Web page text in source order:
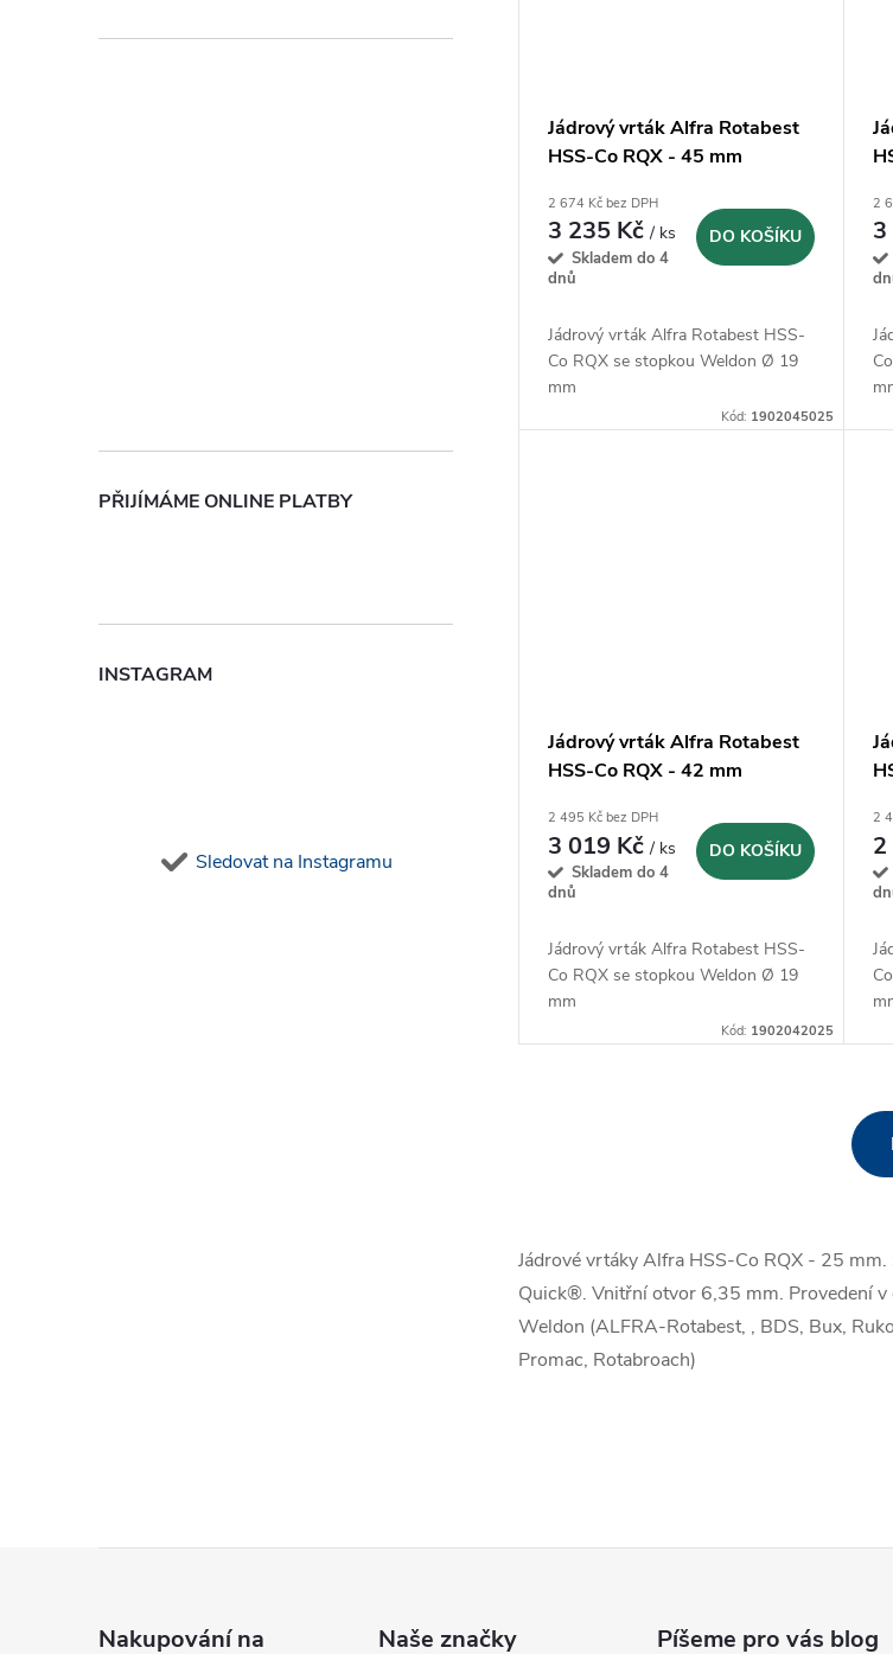
PŘIJÍMÁME ONLINE PLATBY
INSTAGRAM
Sledovat na Instagramu
Jádrový vrták Alfra Rotabest
HSS-Co RQX - 45 mm
2 674 Kč bez DPH
3 235 Kč/ ks
Skladem do 4
dnů
DO KOŠÍKU
Jádrový vrták Alfra Rotabest HSS-
Co RQX se stopkou Weldon Ø 19
mm
Kód: 1902045025
2
Jádrový vrták Alfra Rotabest
HSS-Co RQX - 42 mm
2 495 Kč bez DPH
3 019 Kč/ ks
Skladem do 4
dnů
DO KOŠÍKU
Jádrový vrták Alfra Rotabest HSS-
Co RQX se stopkou Weldon Ø 19
mm
Kód: 1902042025
2
á
d
a
r
Jádrové vrtáky Alfra HSS-Co RQX - 25
Quick®. Vnitřní otvor 6,35 mm. Provedení
Weldon (ALFRA-Rotabest, , BDS, Bux,
Promac, Rotabroach)
Nakupování na Naše značky Píšeme pro vás blog